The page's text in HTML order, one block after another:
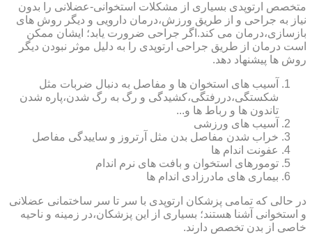
متخصص ارتوپدی بسیاری از مشکلات استخوانی-عضلانی را بدون
نیاز به جراحی و از طریق ورزش،درمان دارویی و دیگر روش های
بازسازی،درمان می کند.اگر جراحی ضرورت یابد؛ ایشان ممکن
است درمان از طریق جراحی ارتوپدی را به دلیل موثر نبودن دیگر
روش ها پیشنهاد دهد.
آسیب های استخوان ها و مفاصل به دنبال ضربات مثل
شکستگی،دررفتگی،کشیدگی و رگ به رگ شدن،پاره شدن
تاندون ها و رباط ها و...
آسیب های ورزشی
خراب شدن مفاصل بدن مثل آرتروز و ساییدگی مفاصل
عفونت اندام ها
تومورهای استخوان و بافت های نرم اندام
بیماری های مادرزادی اندام ها
در حالی که تمامی پزشکان ارتوپدی با سر تا سر ساختمانی عضلانی
و استخوانی آشنا هستند؛ بسیاری از این پزشکان،در زمینه و ناحیه
خاصی از بدن تخصص دارند.